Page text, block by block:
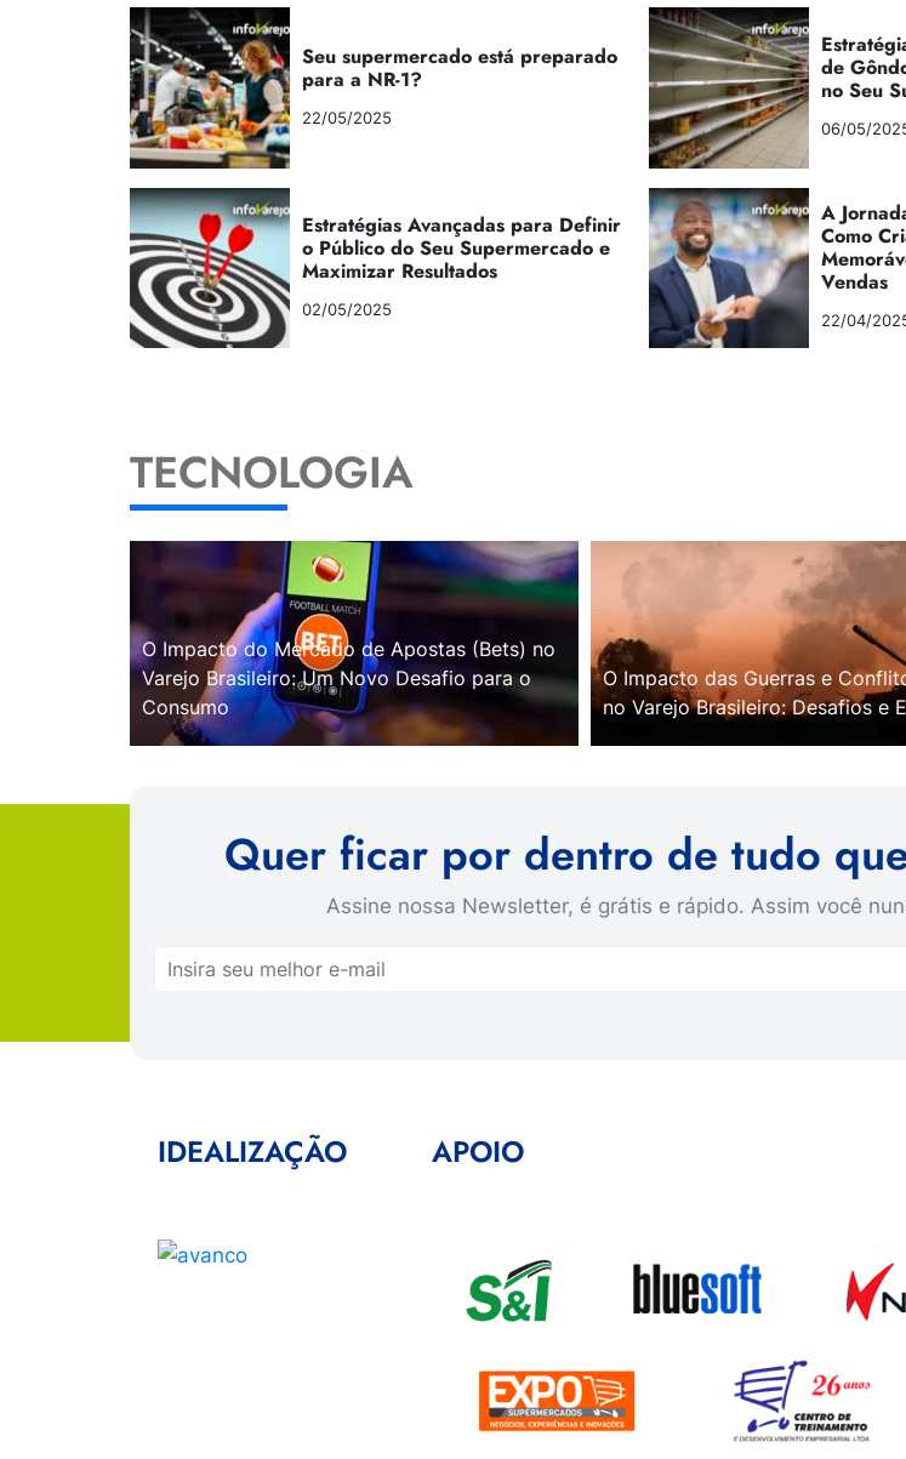
Seu supermercado está preparado
para a NR-1?
22/05/2025
de
no Seu
06/05/
Estratégias Avançadas para Definir
o Público do Seu Supermercado e
Maximizar Resultados
02/05/2025
A
Como
Vendas
22/04/
TECNOLOGIA
O Impacto do Mercado de Apostas (Bets) no
Varejo Brasileiro: Um Novo Desafio para o
Consumo
O Impacto das Guerras e
no Varejo Brasileiro: Desafios e
Quer ficar por dentro de tudo
Assine nossa Newsletter, é grátis e rápido. Assim você
IDEALIZAÇÃO APOIO